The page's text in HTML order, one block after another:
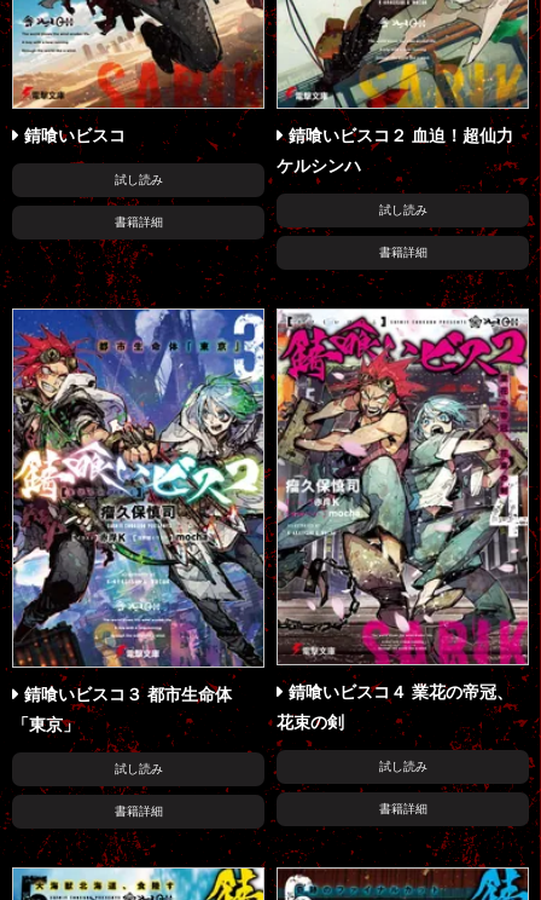
錆喰いビスコ
試し読み
書籍詳細
錆喰いビスコ２ 血迫！超仙力
ケルシンハ
試し読み
書籍詳細
錆喰いビスコ３ 都市生命体
「東京」
試し読み
書籍詳細
錆喰いビスコ４ 業花の帝冠、
花束の剣
試し読み
書籍詳細